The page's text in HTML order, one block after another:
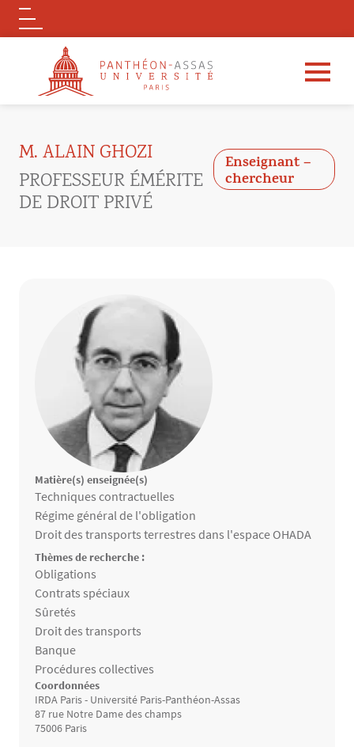
Logo
M. ALAIN GHOZI
PROFESSEUR ÉMÉRITE
DE DROIT PRIVÉ
Enseignant –
chercheur
Matière(s) enseignée(s)
Matières enseignées
Techniques contractuelles
Régime général de l'obligation
Droit des transports terrestres dans l'espace OHADA
Thèmes de recherche :
Thèmes de recherche
Obligations
Contrats spéciaux
Sûretés
Droit des transports
Banque
Procédures collectives
Coordonnées
IRDA Paris - Université Paris-Panthéon-Assas
87 rue Notre Dame des champs
75006 Paris